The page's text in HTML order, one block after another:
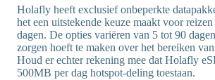
Holafly heeft exclusief onbeperkte
het een uitstekende keuze maakt voor
dagen. De opties variëren van 5 tot 90
zorgen hoeft te maken over het bereiken
Houd er echter rekening mee dat Holafly
500MB per dag hotspot-deling toestaan.